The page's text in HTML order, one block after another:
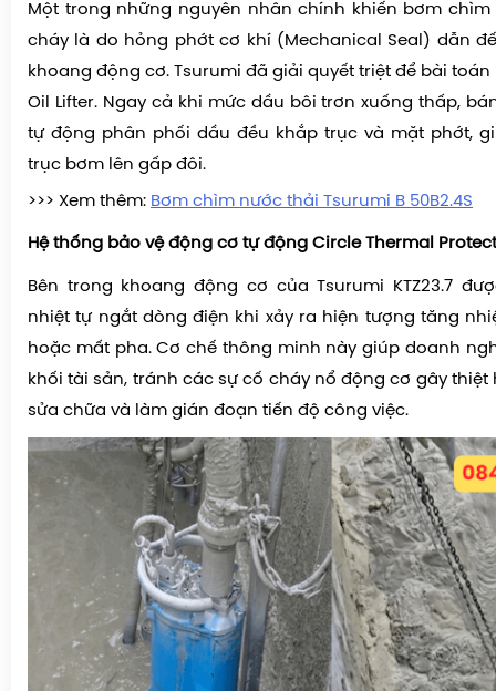
Một trong những nguyên nhân chính khiến bơm
cháy là do hỏng phớt cơ khí (Mechanical Seal) dẫn
khoang động cơ. Tsurumi đã giải quyết triệt để bài
Oil Lifter. Ngay cả khi mức dầu bôi trơn xuống thấp,
tự động phân phối dầu đều khắp trục và mặt phớt,
trục bơm lên gấp đôi.
>>> Xem thêm: Bơm chìm nước thải Tsurumi B 50B2.4S
Hệ thống bảo vệ động cơ tự động Circle Thermal
Bên trong khoang động cơ của Tsurumi KTZ23.7
nhiệt tự ngắt dòng điện khi xảy ra hiện tượng tăng
hoặc mất pha. Cơ chế thông minh này giúp doanh
khối tài sản, tránh các sự cố cháy nổ động cơ gây thiệt
sửa chữa và làm gián đoạn tiến độ công việc.